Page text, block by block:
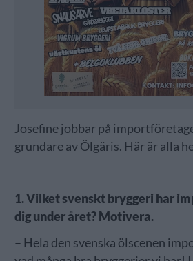
Josefine jobbar på
grundare av Ölgäris. Här är alla
1. Vilket svenskt bryggeri har
dig under året? Motivera.
– Hela den svenska ölscenen